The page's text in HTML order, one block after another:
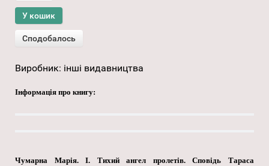
Виробник: інші видавництва
Інформація про книгу:
Чумарна Марія. I. Тихий ангел пролетів. Сповідь Тараса